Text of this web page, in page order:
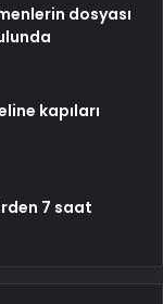
dosyası
kapıları
7 saat